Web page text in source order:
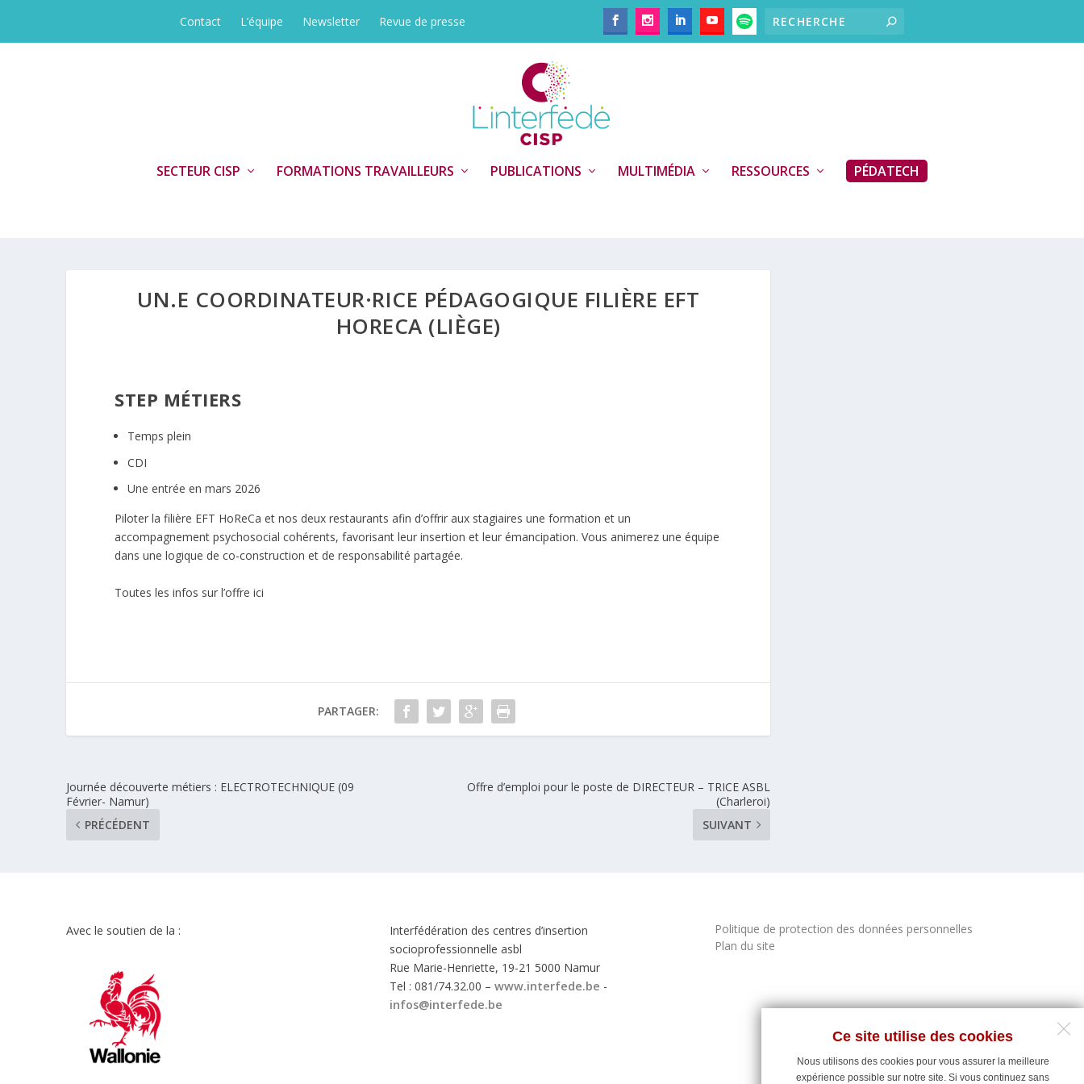
Ce site utilise des cookies
Nous utilisons des cookies pour vous assurer la meilleure
expérience possible sur notre site. Si vous continuez sans
Contact L’équipe Newsletter Revue de presse
SECTEUR CISP FORMATIONS TRAVAILLEURS PUBLICATIONS MULTIMÉDIA RESSOURCES PÉDATECH
UN.E COORDINATEUR·RICE PÉDAGOGIQUE FILIÈRE EFT
HORECA (LIÈGE)
STEP MÉTIERS
Temps plein
CDI
Une entrée en mars 2026
Piloter la filière EFT HoReCa et nos deux restaurants afin d’offrir aux stagiaires une formation et un
accompagnement psychosocial cohérents, favorisant leur insertion et leur émancipation. Vous animerez une équipe
dans une logique de co-construction et de responsabilité partagée.
Toutes les infos sur l’offre ici
PARTAGER:
Journée découverte métiers : ELECTROTECHNIQUE (09
Février- Namur)
PRÉCÉDENT
Offre d’emploi pour le poste de DIRECTEUR – TRICE ASBL
(Charleroi)
SUIVANT
Avec le soutien de la :
Interfédération des centres d’insertion
socioprofessionnelle asbl
Rue Marie-Henriette, 19-21 5000 Namur
Tel : 081/74.32.00 –www.interfede.be -
infos@interfede.be
Politique de protection des données personnelles
Plan du site